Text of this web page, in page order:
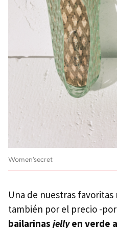
Women'secret
Una de nuestras
también por el precio -por
bailarinas jellyen verde